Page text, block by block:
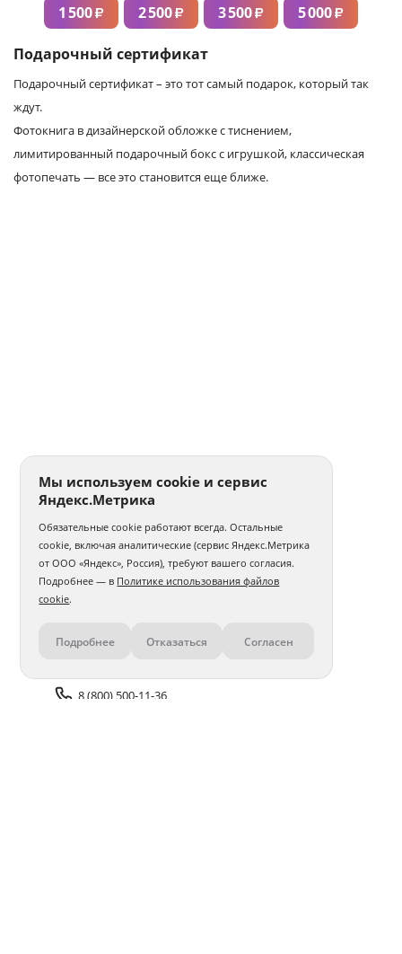
1 500₽ 2 500₽ 3 500₽ 5 000₽
Подарочный сертификат
Подарочный сертификат – это тот самый подарок, который так
ждут.
Фотокнига в дизайнерской обложке с тиснением,
лимитированный подарочный бокс с игрушкой, классическая
фотопечать — все это становится еще ближе.
Контакты
8 (800) 500-11-36
Мы используем cookie и сервис
Яндекс.Метрика
Обязательные cookie работают всегда. Остальные
cookie, включая аналитические (сервис Яндекс.Метрика
от ООО «Яндекс», Россия), требуют вашего согласия.
Подробнее — в Политике использования файлов
cookie.
Подробнее Отказаться Согласен